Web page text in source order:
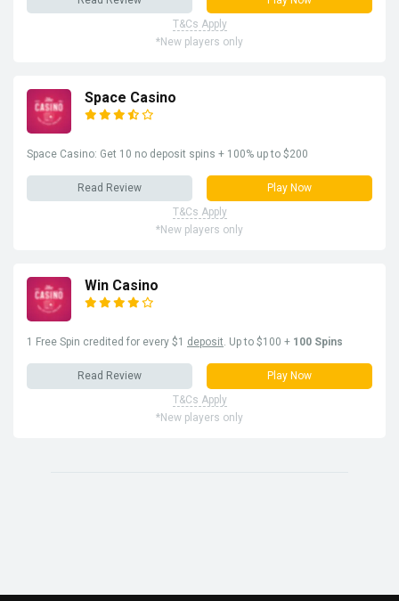
T&Cs Apply
*New players only
Space Casino
Space Casino: Get 10 no deposit spins + 100% up to $200
Read Review
Play Now
T&Cs Apply
*New players only
Win Casino
1 Free Spin credited for every $1 deposit . Up to $100 + 100 Spins
Read Review
Play Now
T&Cs Apply
*New players only